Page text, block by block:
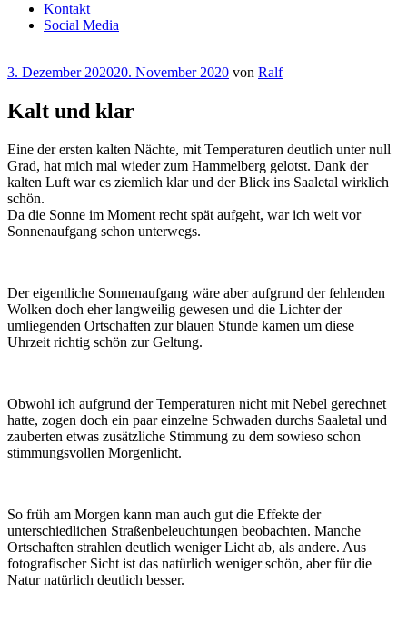
Kontakt
Social Media
Veröffentlicht
3. Dezember 202020. November 2020 von Ralf
Kalt und klar
Eine der ersten kalten Nächte, mit Temperaturen deutlich unter null
Grad, hat mich mal wieder zum Hammelberg gelotst. Dank der
kalten Luft war es ziemlich klar und der Blick ins Saaletal wirklich
schön.
Da die Sonne im Moment recht spät aufgeht, war ich weit vor
Sonnenaufgang schon unterwegs.
Der eigentliche Sonnenaufgang wäre aber aufgrund der fehlenden
Wolken doch eher langweilig gewesen und die Lichter der
umliegenden Ortschaften zur blauen Stunde kamen um diese
Uhrzeit richtig schön zur Geltung.
Obwohl ich aufgrund der Temperaturen nicht mit Nebel gerechnet
hatte, zogen doch ein paar einzelne Schwaden durchs Saaletal und
zauberten etwas zusätzliche Stimmung zu dem sowieso schon
stimmungsvollen Morgenlicht.
So früh am Morgen kann man auch gut die Effekte der
unterschiedlichen Straßenbeleuchtungen beobachten. Manche
Ortschaften strahlen deutlich weniger Licht ab, als andere. Aus
fotografischer Sicht ist das natürlich weniger schön, aber für die
Natur natürlich deutlich besser.